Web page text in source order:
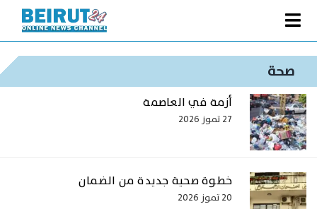
content
Toggle
Navigation
الصفحة الرئيسية
سياسة
اقتصاد
فنّ
رياضة
متفرقات
صحة
أزمة في العاصمة
27 تموز 2026
خطوة صحية جديدة من الضمان
20 تموز 2026